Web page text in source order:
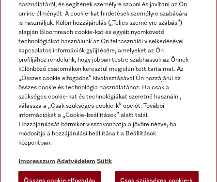
Impresszum
ÁSZF
Adatvédelem
Felhasználási feltételek
Akadálymentességi Nyilatkozat
Digitális Szolgáltatásokról szóló törvény
Miele a YouTube-on
Miele a Facebookon
Miele az Instagramon
használatáról, és segítenek személyre szabni és javítani az Ön
online élményét. A cookie-kat hirdetések személyre szabására
is használjuk. Külön hozzájárulás („Teljes személyre szabás”)
alapján Bloomreach cookie-kat és egyéb nyomkövető
technológiákat használunk az Ön felhasználói viselkedésével
kapcsolatos információk gyűjtésére, amelyeket az Ön
profiljához rendelünk, hogy jobban testre szabhassuk az Önnek
különböző csatornákon keresztül megjelenített tartalmat. Az
„Összes cookie elfogadás” kiválasztásával Ön hozzájárul az
összes cookie és technológia használatához. Ha csak a
szükséges cookie-kat és technológiákat szeretné használni,
válassza a „Csak szükséges cookie-k” opciót. További
információkat a „Cookie-beállítások” alatt talál.
Hozzájárulását bármikor visszavonhatja a jövőre nézve, ha
módosítja a hozzájárulási beállításait a Beállítások
központban.
Impresszum Adatvédelem Sütik